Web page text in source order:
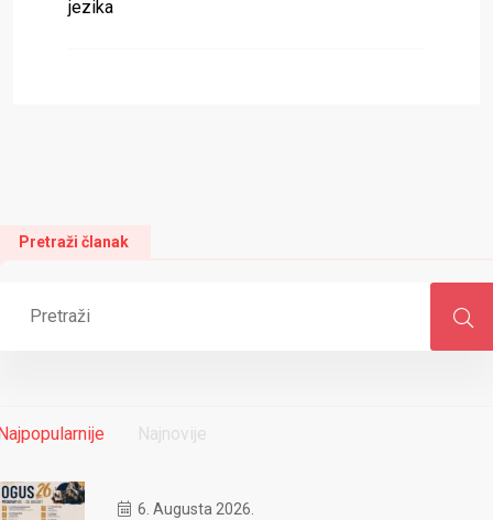
jezika
Pretraži članak
Najnovije
6. Augusta 2026.